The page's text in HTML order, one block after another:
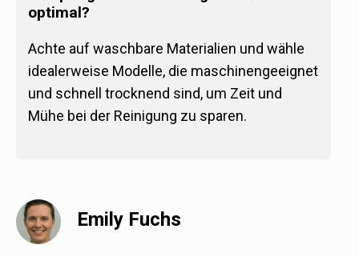
optimal?
Achte auf waschbare Materialien und wähle
idealerweise Modelle, die maschinengeeignet
und schnell trocknend sind, um Zeit und
Mühe bei der Reinigung zu sparen.
Emily Fuchs